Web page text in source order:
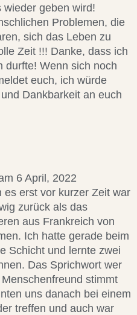
geben wird!
Problemen, die
sich das Leben zu
Zeit !!! Danke, dass ich
durfte! Wenn sich noch
euch, ich würde
Dankbarkeit an euch
6 April, 2022
es erst vor kurzer Zeit war
zurück als das
aus Frankreich von
Ich hatte gerade beim
Schicht und lernte zwei
Das Sprichwort wer
stimmt
uns danach bei einem
treffen und auch war